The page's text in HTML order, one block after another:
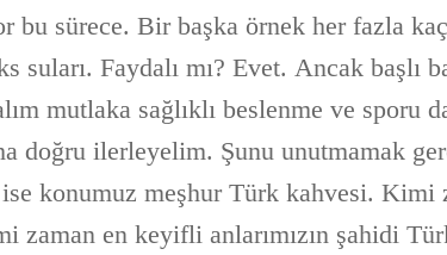
sürece. Bir başka örnek her fazla
suları. Faydalı mı? Evet. Ancak başlı
mutlaka sağlıklı beslenme ve sporu
doğru ilerleyelim. Şunu unutmamak
konumuz meşhur Türk kahvesi. Kimi
zaman en keyifli anlarımızın şahidi